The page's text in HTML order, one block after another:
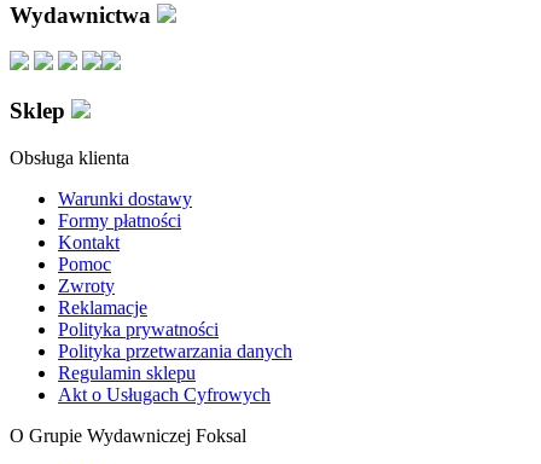
Wydawnictwa
Sklep
Obsługa klienta
Warunki dostawy
Formy płatności
Kontakt
Pomoc
Zwroty
Reklamacje
Polityka prywatności
Polityka przetwarzania danych
Regulamin sklepu
Akt o Usługach Cyfrowych
O Grupie Wydawniczej Foksal